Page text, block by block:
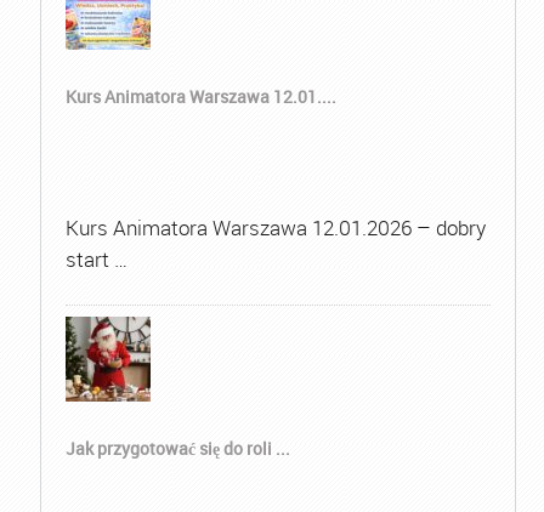
Kurs Animatora Warszawa 12.01....
Kurs Animatora Warszawa 12.01.2026 – dobry
start …
Jak przygotować się do roli ...